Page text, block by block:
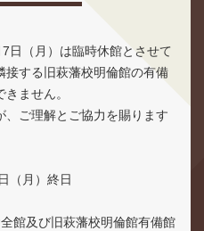
（月）は臨時休館とさせて
接する旧萩藩校明倫館の有備
ません。
ご理解とご協力を賜ります
月）終日
及び旧萩藩校明倫館有備館